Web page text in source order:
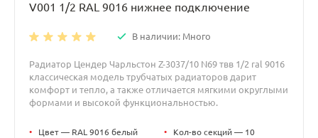
V001 1/2 RAL 9016 нижнее подключение
В наличии: Много
Радиатор Цендер Чарльстон Z-3037/10 N69 твв 1/2 ral 9016
классическая модель трубчатых радиаторов дарит
комфорт и тепло, а также отличается мягкими округлыми
формами и высокой функциональностью.
• Цвет — RAL 9016 белый • Кол-во секций — 10